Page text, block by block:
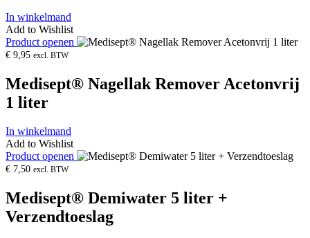
In winkelmand
Add to Wishlist
Product openen
€ 9,95 excl. BTW
Medisept® Nagellak Remover Acetonvrij
1 liter
In winkelmand
Add to Wishlist
Product openen
€ 7,50 excl. BTW
Medisept® Demiwater 5 liter +
Verzendtoeslag